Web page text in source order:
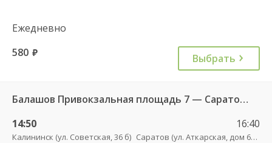
Ежедневно
580 руб. Выбрать
Балашов Привокзальная площадь 7 — Саратов АВ Центральный (ул им Пугачева 179 А) 603-1
14:50
Калининск (ул. Советская, 36 б)
16:40
Саратов (ул. Аткарская, дом 66 А)